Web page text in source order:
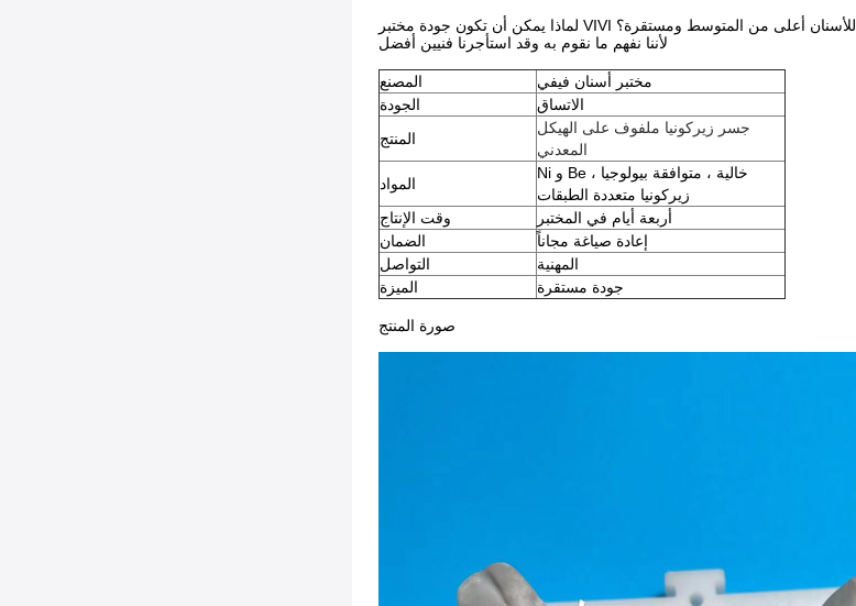
لماذا يمكن أن تكون جودة مختبر VIVI للأسنان أعلى من المتوسط ومستقرة؟
لأننا نفهم ما نقوم به وقد استأجرنا فنيين أفضل
المصنع
مختبر أسنان فيفي
الجودة
الاتساق
المنتج
جسر زيركونيا ملفوف على الهيكل
المعدني
المواد
Ni و Be خالية ، متوافقة بيولوجيا ،
زيركونيا متعددة الطبقات
وقت الإنتاج
أربعة أيام في المختبر
الضمان
إعادة صياغة مجاناً
التواصل
المهنية
الميزة
جودة مستقرة
صورة المنتج